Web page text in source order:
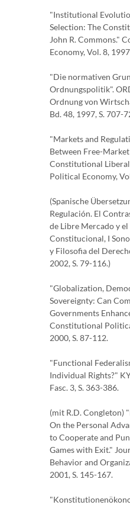
"Institutional
Selection: The
John R. Commons."
Economy, Vol. 8,
"Die normativen
Ordnungspolitik".
Ordnung von
Bd. 48, 1997, S. 707-
"Markets and
Between Free-
Constitutional
Political Economy,
(Spanische
Regulación. El
de Libre Mercado y
Constitucional, I
y Filosofia del
2002, S. 79-116.)
"Globalization,
Sovereignty: Can
Governments
Constitutional
2000, S. 87-112.
"Functional
Individual Rights?"
Fasc. 3, S. 363-386.
(mit R.D. Congleton)
On the Personal
to Cooperate and
Games with Exit."
Behavior and
2001, S. 145-167.